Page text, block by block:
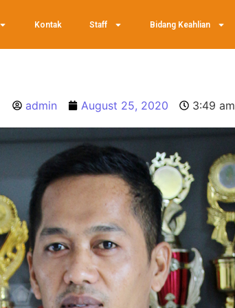
Kontak Staff Bidang Keahlian
admin August 25, 2020 3:49 am